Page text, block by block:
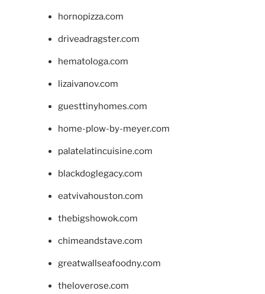
hornopizza.com
driveadragster.com
hematologa.com
lizaivanov.com
guesttinyhomes.com
home-plow-by-meyer.com
palatelatincuisine.com
blackdoglegacy.com
eatvivahouston.com
thebigshowok.com
chimeandstave.com
greatwallseafoodny.com
theloverose.com